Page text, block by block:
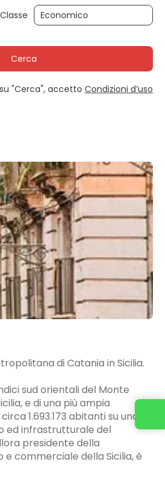
Classe
Cerca
"Cerca", accetto Condizioni d’uso
di Catania in Sicilia.
sud orientali del Monte
e di una più ampia
1.693.173 abitanti su una
ed infrastrutturale del
presidente della
commerciale della Sicilia, è
Contattaci